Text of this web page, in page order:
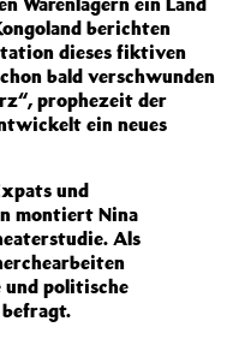
berichten
dieses fiktiven
bald verschwunden
prophezeit der
ein neues
und
montiert Nina
Als
und politische
befragt.